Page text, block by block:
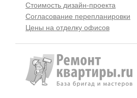
Стоимость дизайн-проекта
Согласование перепланировки
Цены на отделку офисов